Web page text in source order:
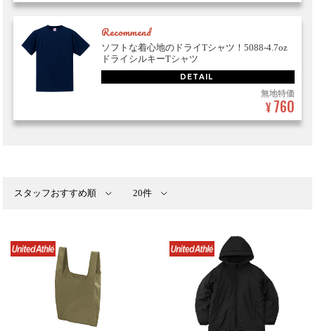
Recommend
ソフトな着心地のドライTシャツ！5088-4.7oz
ドライシルキーTシャツ
DETAIL
無地特価
¥ 760